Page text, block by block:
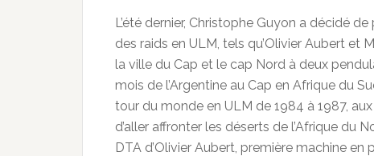
L’été dernier, Christophe Guyon a décidé
des raids en ULM, tels qu’Olivier Aubert et
la ville du Cap et le cap Nord à deux
mois de l’Argentine au Cap en Afrique du
tour du monde en ULM de 1984 à 1987,
d’aller affronter les déserts de l’Afrique du
DTA d’Olivier Aubert, première machine